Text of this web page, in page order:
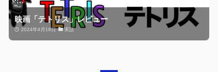
映画「テトリス」レビュー
2024年4月18日 実話